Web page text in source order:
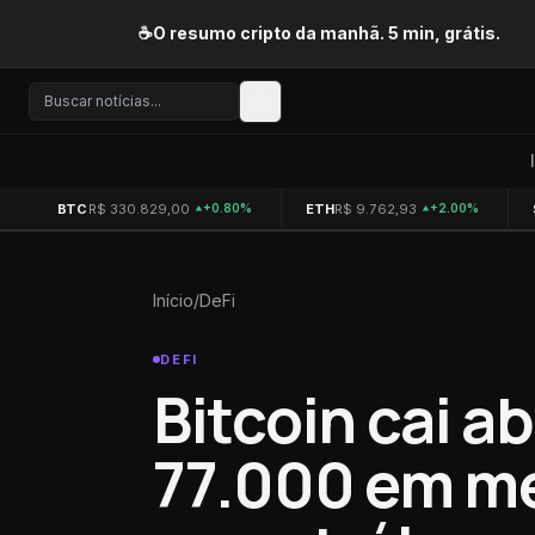
☕O resumo cripto da manhã. 5 min, grátis.
BTC R$ 330.829,00 +0.80% ETHR$ 9.762,93 +2.00%
Início/DeFi
DEFI
Bitcoin cai
77.000 em